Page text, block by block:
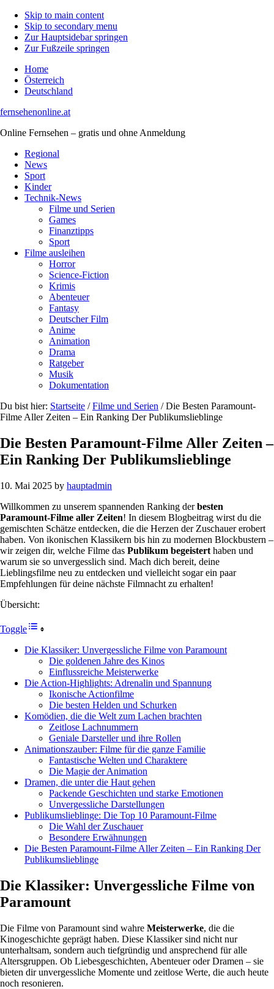
Skip to main content
Skip to secondary menu
Zur Hauptsidebar springen
Zur Fußzeile springen
Home
Österreich
Deutschland
fernsehenonline.at
Online Fernsehen – gratis und ohne Anmeldung
Regional
News
Sport
Kinder
Technik-News
Filme und Serien
Games
Finanztipps
Sport
Filme ausleihen
Horror
Science-Fiction
Krimis
Abenteuer
Fantasy
Deutscher Film
Anime
Animation
Drama
Ratgeber
Musik
Dokumentation
Du bist hier: Startseite / Filme und Serien /Die Besten Paramount-
Filme Aller Zeiten – Ein Ranking Der Publikumslieblinge
Die Besten Paramount-Filme Aller Zeiten –
Ein Ranking Der Publikumslieblinge
10. Mai 2025 by hauptadmin
Willkommen zu unserem spannenden Ranking derbesten
Paramount-Filme aller Zeiten! In diesem Blogbeitrag wirst du die
gemischten Schätze entdecken, die die Herzen der Zuschauer erobert
haben. Von ikonischen Klassikern bis hin zu modernen Blockbustern –
wir zeigen dir, welche Filme das Publikum begeistert haben und
warum sie so unvergesslich sind. Mach dich bereit, deine
Lieblingsfilme neu zu entdecken und vielleicht sogar ein paar
Empfehlungen für deine nächste Filmnacht zu erhalten!
Übersicht:
Toggle
Die Klassiker: Unvergessliche Filme von Paramount
Die goldenen Jahre des Kinos
Einflussreiche Meisterwerke
Die Action-Highlights: Adrenalin und Spannung
Ikonische Actionfilme
Die besten Helden und Schurken
Komödien, die die Welt zum Lachen brachten
Zeitlose Lachnummern
Geniale Darsteller und ihre Rollen
Animationszauber: Filme für die ganze Familie
Fantastische Welten und Charaktere
Die Magie der Animation
Dramen, die unter die Haut gehen
Packende Geschichten und starke Emotionen
Unvergessliche Darstellungen
Publikumslieblinge: Die Top 10 Paramount-Filme
Die Wahl der Zuschauer
Besondere Erwähnungen
Die Besten Paramount-Filme Aller Zeiten – Ein Ranking Der
Publikumslieblinge
Die Klassiker: Unvergessliche Filme von
Paramount
Die Filme von Paramount sind wahre Meisterwerke, die die
Kinogeschichte geprägt haben. Diese Klassiker sind nicht nur
unterhaltsam, sondern auch tiefgründig und ansprechend für alle
Altersgruppen. Ob Liebesgeschichten, Abenteuer oder Dramen – sie
bieten dir unvergessliche Momente und zeitlose Werte, die auch heute
noch resonieren.